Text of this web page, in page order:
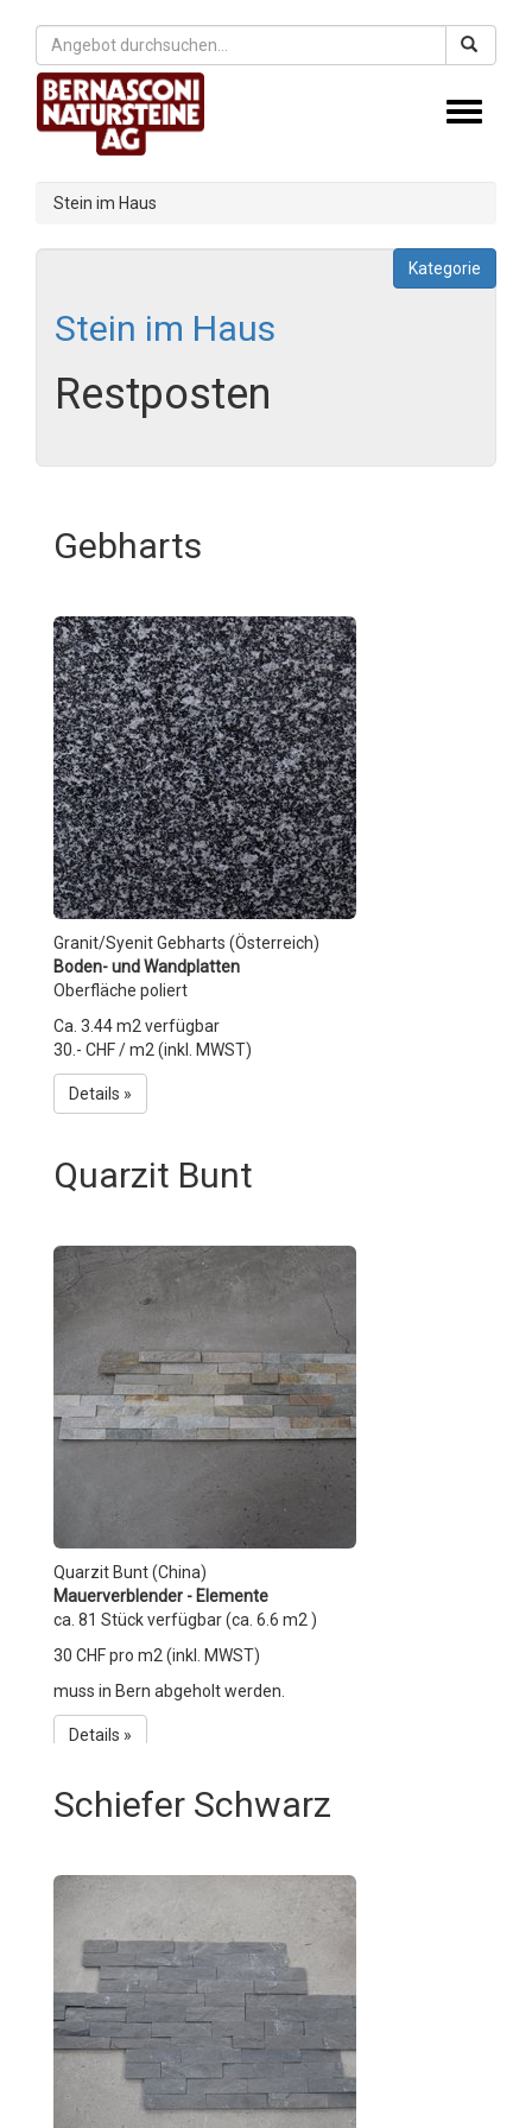
Toggle
Stein im Haus
Kategorie
Stein im Haus
Restposten
Gebharts
Granit/Syenit Gebharts (Österreich)
Boden- und Wandplatten
Oberfläche poliert
Ca. 3.44 m2 verfügbar
30.- CHF / m2 (inkl. MWST)
Details »
Quarzit Bunt
Quarzit Bunt (China)
Mauerverblender - Elemente
ca. 81 Stück verfügbar (ca. 6.6 m2 )
30 CHF pro m2 (inkl. MWST)
muss in Bern abgeholt werden.
Details »
Schiefer Schwarz